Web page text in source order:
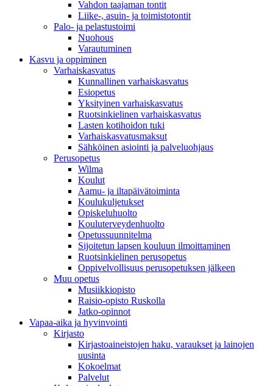
Vahdon taajaman tontit
Liike-, asuin- ja toimistotontit
Palo- ja pelastustoimi
Nuohous
Varautuminen
Kasvu ja oppiminen
Varhaiskasvatus
Kunnallinen varhaiskasvatus
Esiopetus
Yksityinen varhaiskasvatus
Ruotsinkielinen varhaiskasvatus
Lasten kotihoidon tuki
Varhaiskasvatusmaksut
Sähköinen asiointi ja palveluohjaus
Perusopetus
Wilma
Koulut
Aamu- ja iltapäivätoiminta
Koulukuljetukset
Opiskeluhuolto
Kouluterveydenhuolto
Opetussuunnitelma
Sijoitetun lapsen kouluun ilmoittaminen
Ruotsinkielinen perusopetus
Oppivelvollisuus perusopetuksen jälkeen
Muu opetus
Musiikkiopisto
Raisio-opisto Ruskolla
Jatko-opinnot
Vapaa-aika ja hyvinvointi
Kirjasto
Kirjastoaineistojen haku, varaukset ja lainojen
uusinta
Kokoelmat
Palvelut